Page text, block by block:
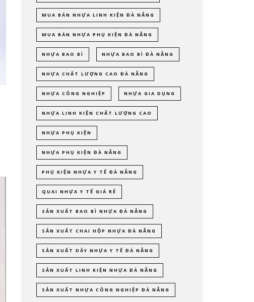
MUA BÁN NHỰA LINH KIỆN ĐÀ NẴNG
MUA BÁN NHỰA PHỤ KIỆN ĐÀ NẴNG
NHỰA BAO BÌ NHỰA BAO BÌ ĐÀ NẴNG
NHỰA CHẤT LƯỢNG CAO ĐÀ NẴNG
NHỰA CÔNG NGHIỆP NHỰA GIA DỤNG
NHỰA LINH KIỆN CHẤT LƯỢNG CAO
NHỰA PHỤ KIỆN
NHỰA PHỤ KIỆN ĐÀ NẴNG
PHỤ KIỆN NHỰA Y TẾ ĐÀ NẴNG
QUAI NHỰA Y TẾ GIÁ RẺ
SẢN XUẤT BAO BÌ NHỰA ĐÀ NẴNG
SẢN XUẤT CHAI HỘP NHỰA ĐÀ NẴNG
SẢN XUẤT DÂY NHỰA Y TẾ ĐÀ NẴNG
SẢN XUẤT LINH KIỆN NHỰA ĐÀ NẴNG
SẢN XUẤT NHỰA CÔNG NGHIỆP ĐÀ NẴNG